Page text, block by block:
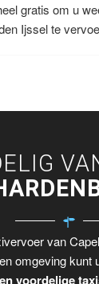
gratis om u
Ijssel te
van
omgeving kunt
voordelige